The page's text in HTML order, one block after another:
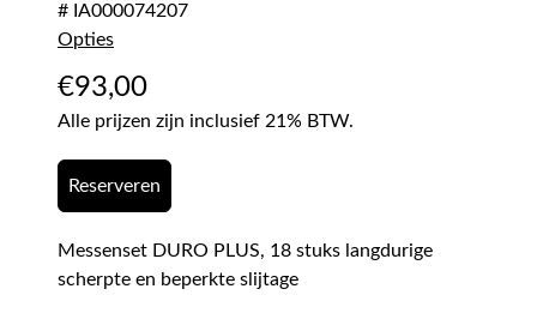
# IA000074207
Opties
€93,00
Alle prijzen zijn inclusief 21% BTW.
Reserveren
Messenset DURO PLUS, 18 stuks langdurige
scherpte en beperkte slijtage